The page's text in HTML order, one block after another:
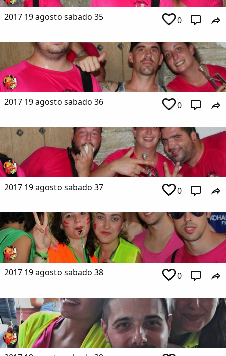
2017 19 agosto sabado 35 0
2017 19 agosto sabado 36 0
2017 19 agosto sabado 37 0
2017 19 agosto sabado 38 0